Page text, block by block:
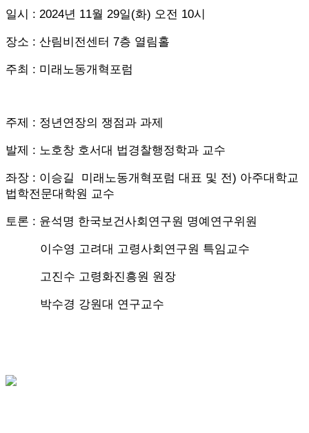
일시 : 2024년 11월 29일(화) 오전 10시
장소 : 산림비전센터 7층 열림홀
주최 : 미래노동개혁포럼
주제 : 정년연장의 쟁점과 과제
발제 : 노호창 호서대 법경찰행정학과 교수
좌장 : 이승길 미래노동개혁포럼 대표 및 전) 아주대학교
법학전문대학원 교수
토론 : 윤석명 한국보건사회연구원 명예연구위원
이수영 고려대 고령사회연구원 특임교수
고진수 고령화진흥원 원장
박수경 강원대 연구교수